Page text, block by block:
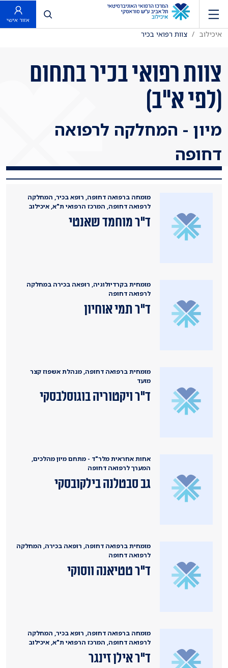
פתח חיפוש
אזור אישי
איכילוב צוות רפואי בכיר
צוות רפואי בכיר בתחום
(לפי א"ב)
מיון - המחלקה לרפואה
דחופה
מומחה ברפואה דחופה, רופא בכיר, המחלקה
לרפואה דחופה, המרכז הרפואי ת"א, איכילוב
ד"ר מוחמד שאנטי
מומחית בקרדיולוגיה, רופאה בכירה במחלקה
לרפואה דחופה
ד"ר תמי אוחיון
מומחית ברפואה דחופה, מנהלת אשפוז קצר
מועד
ד"ר ויקטוריה בוגוסלבסקי
אחות אחראית מלר"ד - מתחם מיון מהלכים,
המערך לרפואה דחופה
גב סבטלנה בילקובסקי
מומחית ברפואה דחופה, רופאה בכירה, המחלקה
לרפואה דחופה
ד"ר טטיאנה ווסוקי
מומחה ברפואה דחופה, רופא בכיר, המחלקה
לרפואה דחופה, המרכז הרפואי ת"א, איכילוב
ד"ר אילן זינגר